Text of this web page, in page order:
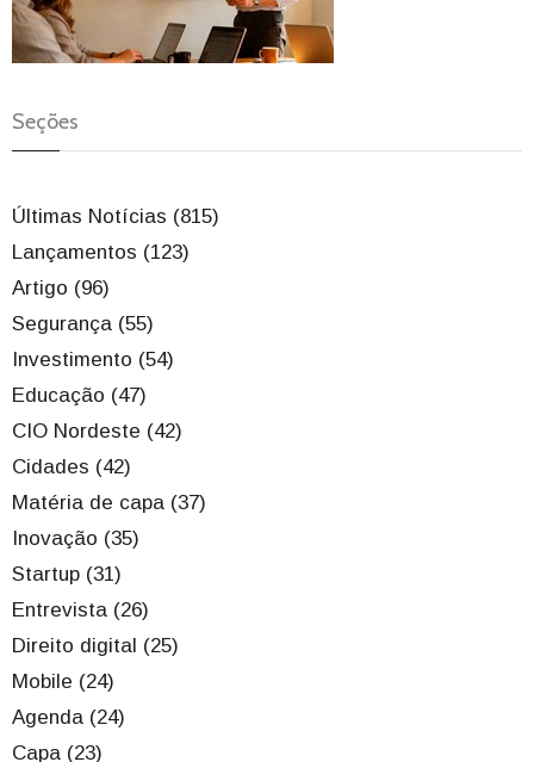
Seções
Últimas Notícias (815)
Lançamentos (123)
Artigo (96)
Segurança (55)
Investimento (54)
Educação (47)
CIO Nordeste (42)
Cidades (42)
Matéria de capa (37)
Inovação (35)
Startup (31)
Entrevista (26)
Direito digital (25)
Mobile (24)
Agenda (24)
Capa (23)